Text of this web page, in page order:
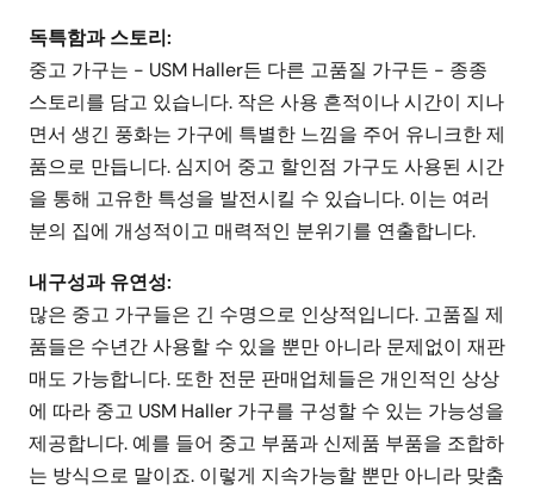
독특함과 스토리:
중고 가구는 - USM Haller든 다른 고품질 가구든 - 종종
스토리를 담고 있습니다. 작은 사용 흔적이나 시간이 지나
면서 생긴 풍화는 가구에 특별한 느낌을 주어 유니크한 제
품으로 만듭니다. 심지어 중고 할인점 가구도 사용된 시간
을 통해 고유한 특성을 발전시킬 수 있습니다. 이는 여러
분의 집에 개성적이고 매력적인 분위기를 연출합니다.
내구성과 유연성:
많은 중고 가구들은 긴 수명으로 인상적입니다. 고품질 제
품들은 수년간 사용할 수 있을 뿐만 아니라 문제없이 재판
매도 가능합니다. 또한 전문 판매업체들은 개인적인 상상
에 따라 중고 USM Haller 가구를 구성할 수 있는 가능성을
제공합니다. 예를 들어 중고 부품과 신제품 부품을 조합하
는 방식으로 말이죠. 이렇게 지속가능할 뿐만 아니라 맞춤